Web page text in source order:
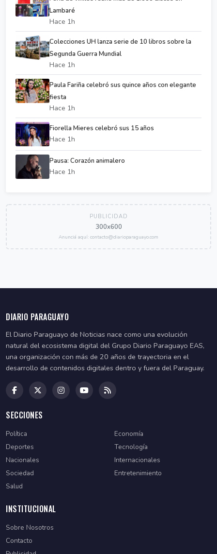
Lambaré
Hace 1h
Colecciones UH lanza serie de 10 libros sobre la
Segunda Guerra Mundial
Hace 1h
Paula Fariña celebró sus quince años con elegante
fiesta
Hace 1h
Fiorella Mieres celebró sus 15 años
Hace 1h
Pausa: Corazón animalero
Hace 1h
PUBLICIDAD
300x600
Anunciá aquí: contacto@diarioparaguayo.com
DIARIO PARAGUAYO
El Diario Paraguayo de Noticias nace como una evolución
natural del ecosistema digital del Grupo Diario Paraguayo EAS,
una organización con más de 20 años de trayectoria en el
desarrollo de contenidos digitales dentro y fuera del Paraguay.
SECCIONES
Política
Economía
Deportes
Tecnología
Nacionales
Internacionales
Sociedad
Entretenimiento
Salud
INSTITUCIONAL
Sobre Nosotros
Contacto